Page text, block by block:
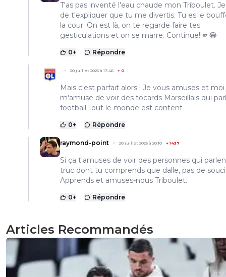
T'as pas inventé l'eau chaude mon Triboulet.
de t'expliquer que tu me divertis. Tu es le
la cour. On est là, on te regarde faire tes
gesticulations et on se marre. Continue!!🫵😂
0+ Répondre
20 juillet 2025 à 17:46 + 0
Mais c'est parfait alors ! Je vous amuses et moi
m'amuse de voir des tocards Marseillais qui
football.Tout le monde est content
0+ Répondre
raymond-point 20 juillet 2025 à 20:10 +1437
Si ça t'amuses de voir des personnes qui
truc dont tu comprends que dalle, pas de
Apprends et amuses-nous Triboulet.
0+ Répondre
Articles Recommandés